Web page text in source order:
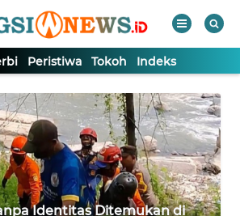
Peristiwa Tokoh Indeks
Identitas Ditemukan di